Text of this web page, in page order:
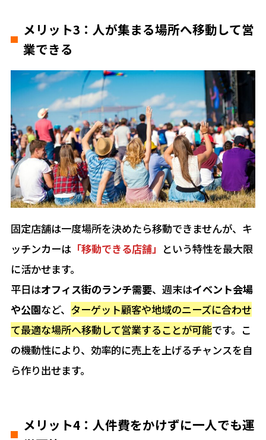
メリット3：人が集まる場所へ移動して営
業できる
固定店舗は一度場所を決めたら移動できませんが、キ
ッチンカーは 「移動できる店舗」 という特性を最大限
に活かせます。
平日はオフィス街のランチ需要、週末はイベント会場
や公園など、 ターゲット顧客や地域のニーズに合わせ
て最適な場所へ移動して営業することが可能です。こ
の機動性により、効率的に売上を上げるチャンスを自
ら作り出せます。
メリット4：人件費をかけずに一人でも運